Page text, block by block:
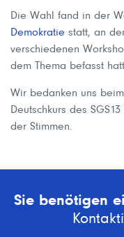
Die Wahl fand in der
Demokratie statt, an
verschiedenen
dem Thema befasst
Wir bedanken uns
Deutschkurs des
der Stimmen.
Sie benötigen